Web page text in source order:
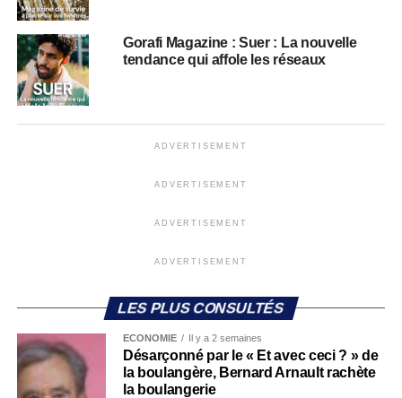
Gorafi Magazine : Suer : La nouvelle
tendance qui affole les réseaux
ADVERTISEMENT
ADVERTISEMENT
ADVERTISEMENT
ADVERTISEMENT
LES PLUS CONSULTÉS
ECONOMIE Il y a 2 semaines
Désarçonné par le « Et avec ceci ? » de
la boulangère, Bernard Arnault rachète
la boulangerie